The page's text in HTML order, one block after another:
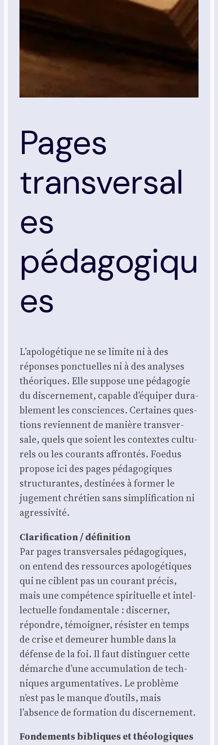
Pages
transversal
es
pédagogiqu
es
L’apologétique ne se limite ni à des
réponses ponc­tuelles ni à des ana­lyses
théo­riques. Elle sup­pose une péda­go­gie
du dis­cer­ne­ment, capable d’équiper dura­
ble­ment les consciences. Cer­taines ques­
tions reviennent de manière trans­ver­
sale, quels que soient les contextes cultu­
rels ou les cou­rants affron­tés. Foe­dus
pro­pose ici des pages péda­go­giques
struc­tu­rantes, des­ti­nées à for­mer le
juge­ment chré­tien sans sim­pli­fi­ca­tion ni
agres­si­vi­té.
Cla­ri­fi­ca­tion / défi­ni­tion
Par pages trans­ver­sales péda­go­giques,
on entend des res­sources apo­lo­gé­tiques
qui ne ciblent pas un cou­rant pré­cis,
mais une com­pé­tence spi­ri­tuelle et intel­
lec­tuelle fon­da­men­tale : dis­cer­ner,
répondre, témoi­gner, résis­ter en temps
de crise et demeu­rer humble dans la
défense de la foi. Il faut dis­tin­guer cette
démarche d’une accu­mu­la­tion de tech­
niques argu­men­ta­tives. Le pro­blème
n’est pas le manque d’outils, mais
l’absence de for­ma­tion du dis­cer­ne­ment.
Fon­de­ments bibliques et théo­lo­giques